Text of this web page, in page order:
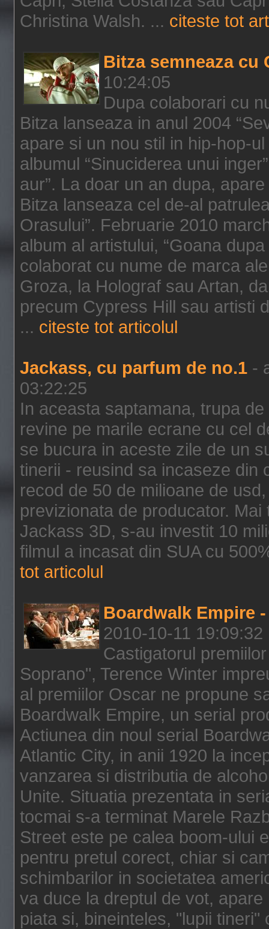
Christina Walsh. ... citeste tot
Bitza semneaza cu
10:24:05
Dupa colaborari cu
Bitza lanseaza in anul 2004
apare si un nou stil in hip-hop-
albumul “Sinuciderea unui
aur”. La doar un an dupa,
Bitza lanseaza cel de-al
Orasului”. Februarie 2010
album al artistului, “Goana
colaborat cu nume de marca
Groza, la Holograf sau Artan,
precum Cypress Hill sau artisti
... citeste tot articolul
Jackass, cu parfum de no.1 -
03:22:25
In aceasta saptamana, trupa
revine pe marile ecrane cu cel
se bucura in aceste zile de un
tinerii - reusind sa incaseze din
recod de 50 de milioane de
previzionata de producator.
Jackass 3D, s-au investit 10
filmul a incasat din SUA cu
tot articolul
Boardwalk Empire
2010-10-11 19:09:32
Castigatorul
Soprano", Terence Winter
al premiilor Oscar ne propune
Boardwalk Empire, un serial
Actiunea din noul serial
Atlantic City, in anii 1920 la
vanzarea si distributia de
Unite. Situatia prezentata in
tocmai s-a terminat Marele
Street este pe calea boom-ului
pentru pretul corect, chiar si
schimbarilor in societatea
va duce la dreptul de vot,
piata si, bineinteles, "lupii